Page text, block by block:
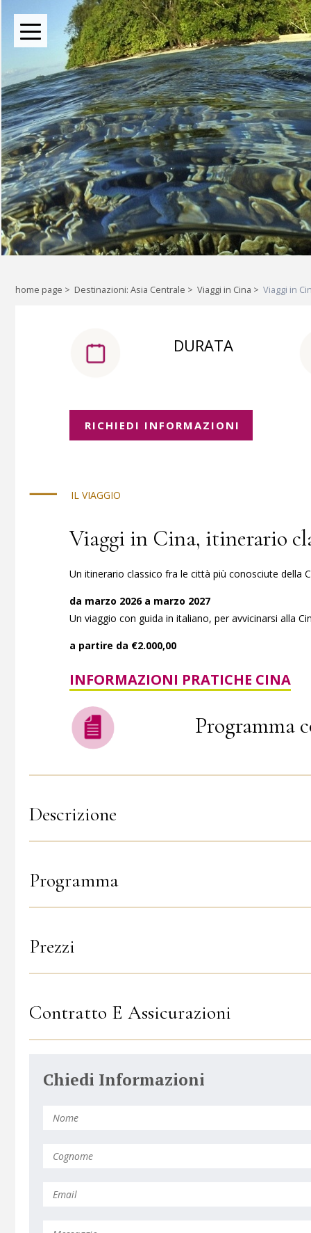
BOUTIQUE TOUR OPERATOR INDIPENDENTE DAL 2004
Oltre le rotte comuni:
Liberi di esplorare il mondo,
home page > Destinazioni: Asia Centrale > Viaggi in Cina > Viaggi in
DURATA
RICHIEDI INFORMAZIONI
IL VIAGGIO
Viaggi in Cina, itinerario
Un itinerario classico fra le città più conosciute della
da marzo 2026 a marzo 2027
Un viaggio con guida in italiano, per avvicinarsi alla
a partire da €2.000,00
INFORMAZIONI PRATICHE CINA
Programma
Descrizione
Programma
Prezzi
Contratto E Assicurazioni
Chiedi Informazioni